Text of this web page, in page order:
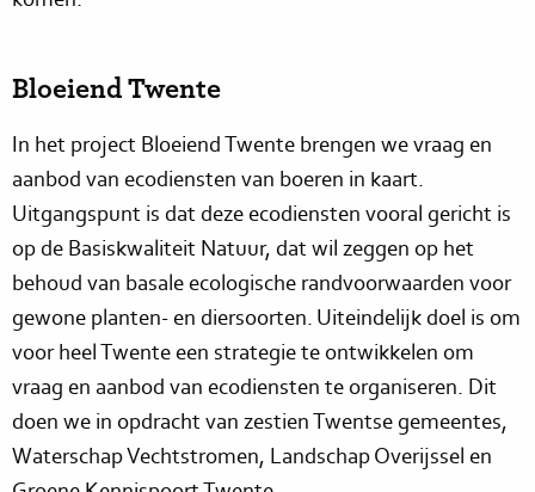
Bloeiend Twente
In het project Bloeiend Twente brengen we vraag en
aanbod van ecodiensten van boeren in kaart.
Uitgangspunt is dat deze ecodiensten vooral gericht is
op de Basiskwaliteit Natuur, dat wil zeggen op het
behoud van basale ecologische randvoorwaarden voor
gewone planten- en diersoorten. Uiteindelijk doel is om
voor heel Twente een strategie te ontwikkelen om
vraag en aanbod van ecodiensten te organiseren. Dit
doen we in opdracht van zestien Twentse gemeentes,
Waterschap Vechtstromen, Landschap Overijssel en